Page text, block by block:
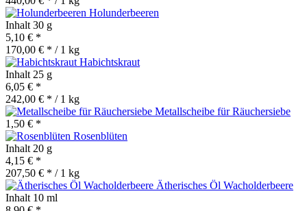
Holunderbeeren
Inhalt 30 g
5,10 € *
170,00 € * / 1 kg
Habichtskraut
Inhalt 25 g
6,05 € *
242,00 € * / 1 kg
Metallscheibe für Räuchersiebe
1,50 € *
Rosenblüten
Inhalt 20 g
4,15 € *
207,50 € * / 1 kg
Ätherisches Öl Wacholderbeere
Inhalt 10 ml